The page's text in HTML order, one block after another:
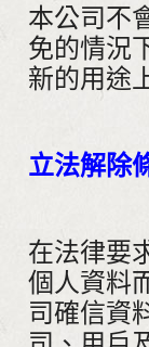
本公司不
免的情況
新的用途
立法解除
在法律要
個人資料
司確信資